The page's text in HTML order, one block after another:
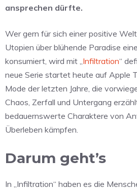
ansprechen dürfte.
Wer gern für sich einer positive
Utopien über blühende Paradise
konsumiert, wird mit „Infiltration“
neue Serie startet heute auf Apple
Mode der letzten Jahre, die
Chaos, Zerfall und Untergang
bedauernswerte Charaktere von
Überleben kämpfen.
Darum geht’s
In „Infiltration“ haben es die